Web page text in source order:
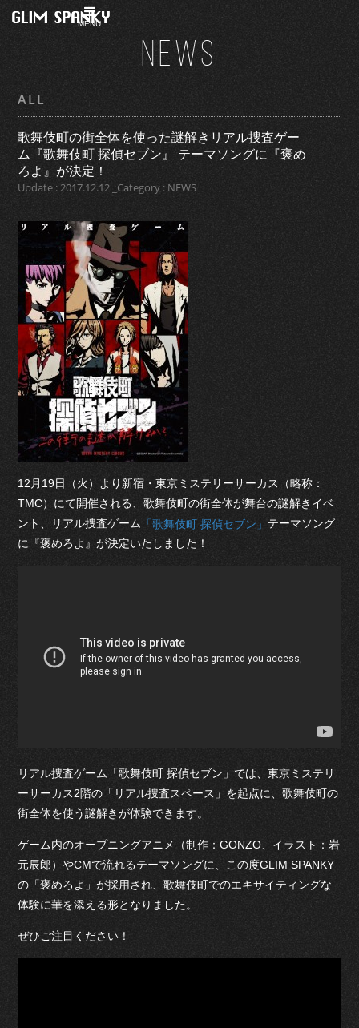
MENU
NEWS
ALL
歌舞伎町の街全体を使った謎解きリアル捜査ゲー
ム『歌舞伎町 探偵セブン』 テーマソングに『褒め
ろよ』が決定！
Update : 2017.12.12 _Category : NEWS
12月19日（火）より新宿・東京ミステリーサーカス（略称：
TMC）にて開催される、歌舞伎町の街全体が舞台の謎解きイベ
ント、リアル捜査ゲーム 「歌舞伎町 探偵セブン」 テーマソング
に『褒めろよ』が決定いたしました！
リアル捜査ゲーム「歌舞伎町 探偵セブン」では、東京ミステリ
ーサーカス2階の「リアル捜査スペース」を起点に、歌舞伎町の
街全体を使う謎解きが体験できます。
ゲーム内のオープニングアニメ（制作：GONZO、イラスト：岩
元辰郎）やCMで流れるテーマソングに、この度GLIM SPANKY
の「褒めろよ」が採用され、歌舞伎町でのエキサイティングな
体験に華を添える形となりました。
ぜひご注目ください！